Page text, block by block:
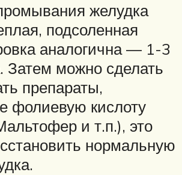
желудка
подсоленная
аналогична — 1-3
Затем можно сделать
препараты,
фолиевую кислоту
и т.п.), это
нормальную